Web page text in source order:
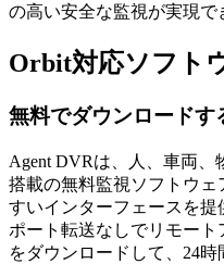
の高い安全な監視が実現で
Orbit対応ソフト
無料でダウンロード
Agent DVRは、人、車両
搭載の無料監視ソフトウ
すいインターフェースを提
ポート転送なしでリモート
をダウンロードして、24